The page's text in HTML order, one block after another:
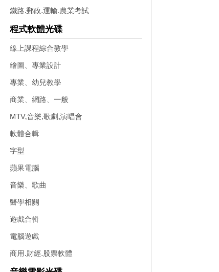
鐵路.郵政.運輸.農業考試
程式軟體光碟
線上課程綜合教學
繪圖、專業設計
專業、幼兒教學
商業、網路、一般
MTV,音樂,歌劇,演唱會
軟體合輯
字型
蘋果電腦
音樂、歌曲
醫學相關
遊戲合輯
電腦遊戲
商用.財經.股票軟體